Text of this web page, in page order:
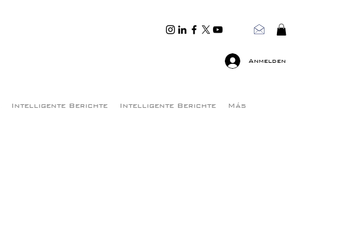
Anmelden
Intelligente Berichte Intelligente Berichte Más